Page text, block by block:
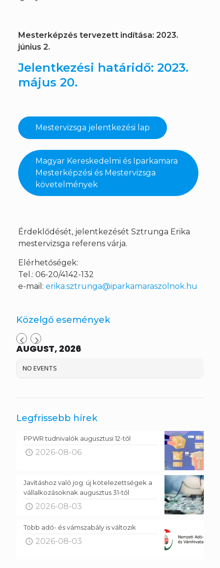
Mesterképzés tervezett indítása: 2023.
június 2.
Jelentkezési határidő: 2023.
május 20.
Mestervizsga jelentkezési lap
Magyar Kereskedelmi és Iparkamara
Mesterképzési és Mestervizsga
követelmények
Érdeklődését, jelentkezését Sztrunga Erika
mestervizsga referens várja.
Elérhetőségek:
Tel.: 06-20/4142-132
e-mail: erika.sztrunga@iparkamaraszolnok.hu
Közelgő események
AUGUST, 2026
NO EVENTS
Legfrissebb hírek
PPWR tudnivalók augusztusi 12-től
2026-08-06
Javításhoz való jog: új kötelezettségek a
vállalkozásoknak augusztus 31-től
2026-08-03
Több adó- és vámszabály is változik
2026-08-03